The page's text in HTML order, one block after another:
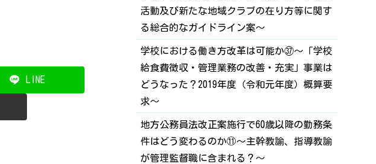
LINE
活動及び新たな地域クラブの在り方等に関す
る総合的なガイドライン案～
学校における働き方改革は可能か㊲～「学校
給食費徴収・管理業務の改善・充実」事業は
どうなった？2019年度（令和元年度）概算要
求～
地方公務員法改正案施行で60歳以降の勤務条
件はどう変わるのか⑪～主幹教諭、指導教諭
が管理監督職に含まれる？～